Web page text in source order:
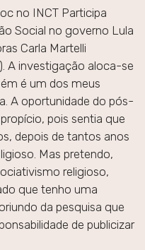
no INCT Participa
Social no governo Lula
Carla Martelli
A investigação aloca-se
é um dos meus
A oportunidade do pós-
pois sentia que
depois de tantos anos
Mas pretendo,
religioso,
que tenho uma
da pesquisa que
de publicizar